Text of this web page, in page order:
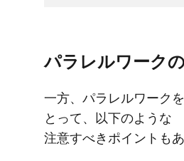
パラレルワーク
一方、​パラレルワーク
とって、​以下のような​
注意すべきポイントも​あ